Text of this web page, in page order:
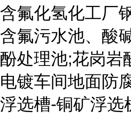
含氟化氢化工厂
含氟污水池、酸
酚处理池;花岗岩
电镀车间地面防
浮选槽-铜矿浮选